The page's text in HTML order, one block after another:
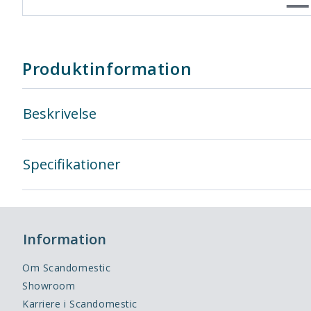
Produktinformation
Beskrivelse
Specifikationer
Information
Om Scandomestic
Showroom
Karriere i Scandomestic